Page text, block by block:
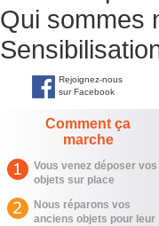
Qui sommes
Rejoignez-nous
sur Facebook
Comment ça
marche
Vous venez déposer vos
objets sur place
Nous réparons vos
anciens objets pour leur